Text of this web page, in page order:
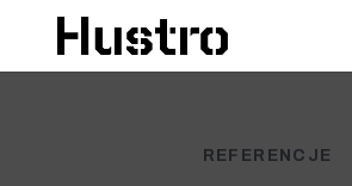
REFERENCJE